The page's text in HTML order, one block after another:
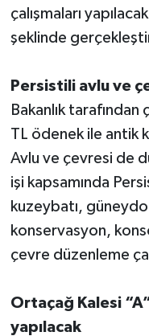
çalışmaları
şeklinde
Persistili avlu ve
Bakanlık
TL ödenek ile antik
Avlu ve çevresi de
işi kapsamında
kuzeybatı,
konservasyon,
çevre düzenleme
Ortaçağ Kalesi “A”
yapılacak